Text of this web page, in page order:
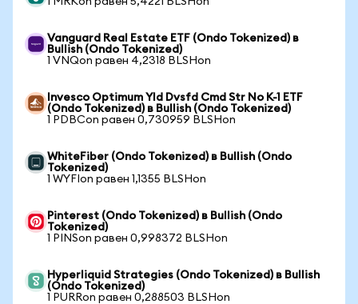
Vanguard Real Estate ETF (Ondo Tokenized) в
Bullish (Ondo Tokenized)
1 VNQon равен 4,2318 BLSHon
Invesco Optimum Yld Dvsfd Cmd Str No K-1 ETF
(Ondo Tokenized) в Bullish (Ondo Tokenized)
1 PDBCon равен 0,730959 BLSHon
WhiteFiber (Ondo Tokenized) в Bullish (Ondo
Tokenized)
1 WYFIon равен 1,1355 BLSHon
Pinterest (Ondo Tokenized) в Bullish (Ondo
Tokenized)
1 PINSon равен 0,998372 BLSHon
Hyperliquid Strategies (Ondo Tokenized) в Bullish
(Ondo Tokenized)
1 PURRon равен 0,288503 BLSHon